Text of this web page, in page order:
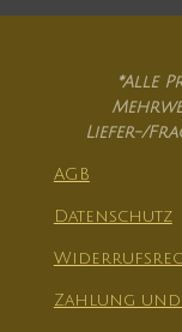
*Alle
Liefer-/
AGB
Datenschutz
Zahlung und